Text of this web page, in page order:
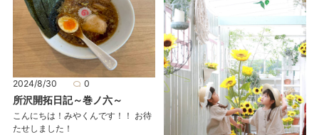
2024/8/30 0
所沢開拓日記～巻ノ六～
こんにちは！みやくんです！！ お待
たせしました！